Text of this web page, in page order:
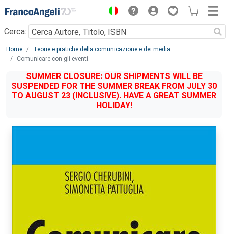
Menu
Cerca:
Main content
Home
Teorie e pratiche della comunicazione e dei media
Comunicare con gli eventi.
SUMMER CLOSURE: OUR SHIPMENTS WILL BE
SUSPENDED FOR THE SUMMER BREAK FROM JULY 30
TO AUGUST 23 (INCLUSIVE). HAVE A GREAT SUMMER
HOLIDAY!